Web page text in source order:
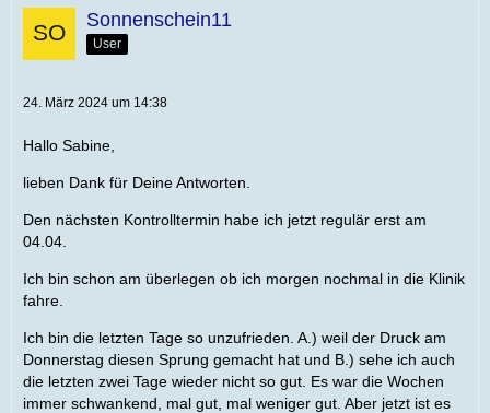
Sonnenschein11
User
24. März 2024 um 14:38
Hallo Sabine,
lieben Dank für Deine Antworten.
Den nächsten Kontrolltermin habe ich jetzt regulär erst am
04.04.
Ich bin schon am überlegen ob ich morgen nochmal in die Klinik
fahre.
Ich bin die letzten Tage so unzufrieden. A.) weil der Druck am
Donnerstag diesen Sprung gemacht hat und B.) sehe ich auch
die letzten zwei Tage wieder nicht so gut. Es war die Wochen
immer schwankend, mal gut, mal weniger gut. Aber jetzt ist es